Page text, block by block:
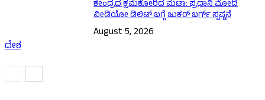
ದೇಶ
ಕೇಂದ್ರದ ಕ್ಷಮೆಕೋರಿದ ಮೆಟಾ: ಪ್ರಧಾನಿ ಮೋದಿ
ವೀಡಿಯೋ ಡಿಲಿಟ್ ಬಗ್ಗೆ ಜುಕರ್ ಬರ್ಗ್ ಸ್ಪಷ್ಟನೆ
August 5, 2026